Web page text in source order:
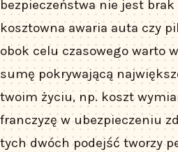
bezpieczeństwa nie jest brak
kosztowna awaria auta czy
obok celu czasowego warto
sumę pokrywającą
twoim życiu, np. koszt
franczyzę w ubezpieczeniu
tych dwóch podejść tworzy